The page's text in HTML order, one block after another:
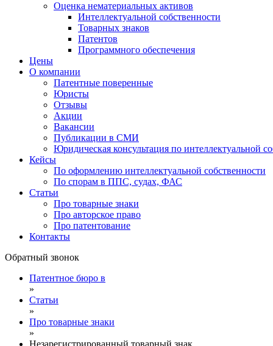
Оценка нематериальных активов
Интеллектуальной собственности
Товарных знаков
Патентов
Программного обеспечения
Цены
О компании
Патентные поверенные
Юристы
Отзывы
Акции
Вакансии
Публикации в СМИ
Юридическая консультация по интеллектуальной
Кейсы
По оформлению интеллектуальной собственности
По спорам в ППС, судах, ФАС
Статьи
Про товарные знаки
Про авторское право
Про патентование
Контакты
Обратный звонок
Патентное бюро в
»
Статьи
»
Про товарные знаки
»
Незарегистрированный товарный знак